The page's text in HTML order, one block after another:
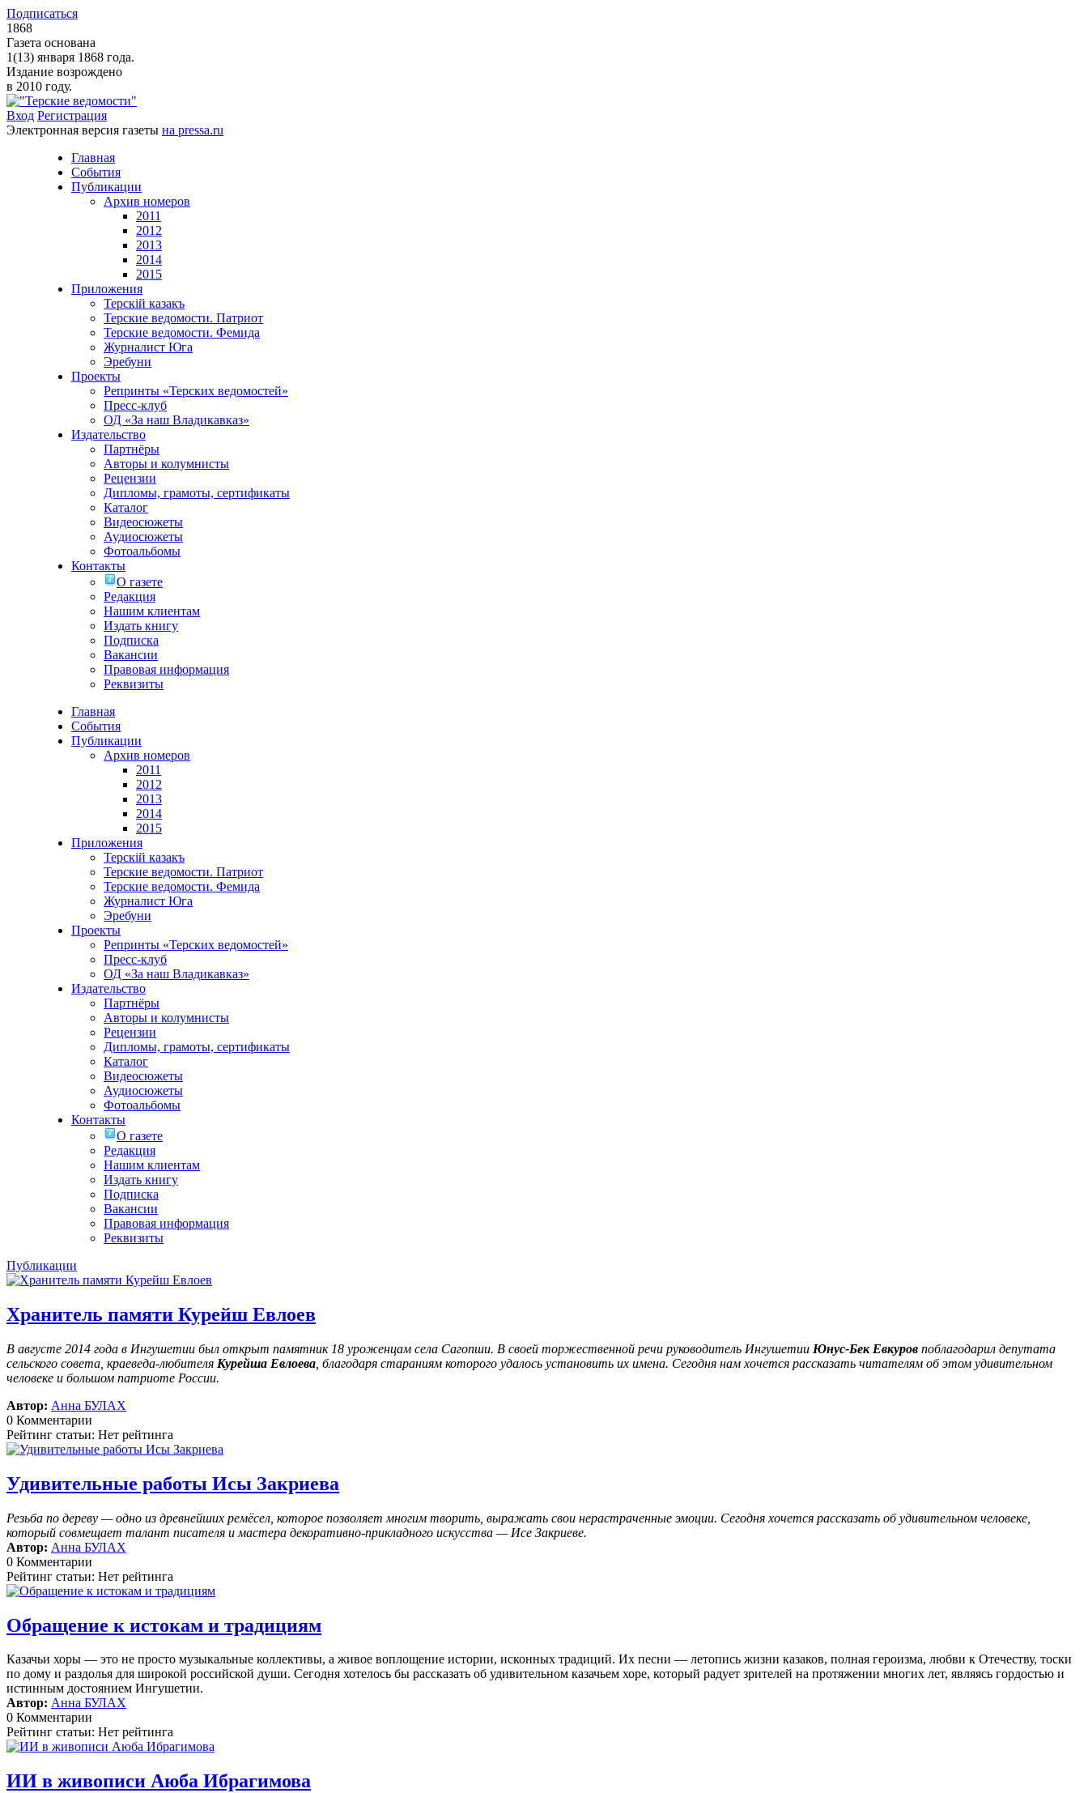
Подписаться
1868
Газета основана
1(13) января 1868 года.
Издание возрождено
в 2010 году.
Вход Регистрация
Электронная версия газеты на pressa.ru
Главная
События
Публикации
Архив номеров
2011
2012
2013
2014
2015
Приложения
Терскiй казакъ
Терские ведомости. Патриот
Терские ведомости. Фемида
Журналист Юга
Эребуни
Проекты
Репринты «Терских ведомостей»
Пресс-клуб
ОД «За наш Владикавказ»
Издательство
Партнёры
Авторы и колумнисты
Рецензии
Дипломы, грамоты, сертификаты
Каталог
Видеосюжеты
Аудиосюжеты
Фотоальбомы
Контакты
О газете
Редакция
Нашим клиентам
Издать книгу
Подписка
Вакансии
Правовая информация
Реквизиты
Главная
События
Публикации
Архив номеров
2011
2012
2013
2014
2015
Приложения
Терскiй казакъ
Терские ведомости. Патриот
Терские ведомости. Фемида
Журналист Юга
Эребуни
Проекты
Репринты «Терских ведомостей»
Пресс-клуб
ОД «За наш Владикавказ»
Издательство
Партнёры
Авторы и колумнисты
Рецензии
Дипломы, грамоты, сертификаты
Каталог
Видеосюжеты
Аудиосюжеты
Фотоальбомы
Контакты
О газете
Редакция
Нашим клиентам
Издать книгу
Подписка
Вакансии
Правовая информация
Реквизиты
Публикации
Хранитель памяти Курейш Евлоев
В августе 2014 года в Ингушетии был открыт памятник 18 уроженцам села Сагопши. В своей торжественной речи руководитель Ингушетии Юнус-Бек Евкуров поблагодарил депутата
сельского совета, краеведа-любителя Курейша Евлоева , благодаря стараниям которого удалось установить их имена. Сегодня нам хочется рассказать читателям об этом удивительном
человеке и большом патриоте России.
Автор: Анна БУЛАХ
0 Комментарии
Рейтинг статьи: Нет рейтинга
Удивительные работы Исы Закриева
Резьба по дереву — одно из древнейших ремёсел, которое позволяет многим творить, выражать свои нерастраченные эмоции. Сегодня хочется рассказать об удивительном человеке,
который совмещает талант писателя и мастера декоративно-прикладного искусства — Исе Закриеве.
Автор: Анна БУЛАХ
0 Комментарии
Рейтинг статьи: Нет рейтинга
Обращение к истокам и традициям
Казачьи хоры — это не просто музыкальные коллективы, а живое воплощение истории, исконных традиций. Их песни — летопись жизни казаков, полная героизма, любви к Отечеству, тоски
по дому и раздолья для широкой российской души. Сегодня хотелось бы рассказать об удивительном казачьем хоре, который радует зрителей на протяжении многих лет, являясь гордостью и
истинным достоянием Ингушетии.
Автор: Анна БУЛАХ
0 Комментарии
Рейтинг статьи: Нет рейтинга
ИИ в живописи Аюба Ибрагимова